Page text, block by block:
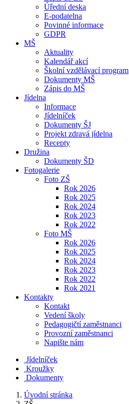
Úřední deska
E-podatelna
Povinné informace
GDPR
MŠ
Aktuality
Kalendář akcí
Školní vzdělávací program
Dokumenty MŠ
Zápis do MŠ
Jídelna
Informace
Jídelníček
Dokumenty ŠJ
Projekt zdravá jídelna
Recepty
Družina
Dokumenty ŠD
Fotogalerie
Foto ZŠ
Rok 2026
Rok 2025
Rok 2024
Rok 2023
Rok 2022
Foto MŠ
Rok 2026
Rok 2025
Rok 2024
Rok 2023
Rok 2022
Rok 2021
Kontakty
Kontakt
Vedení školy
Pedagogičtí zaměstnanci
Provozní zaměstnanci
Napište nám
Jídelníček
Kroužky
Dokumenty
Úvodní stránka